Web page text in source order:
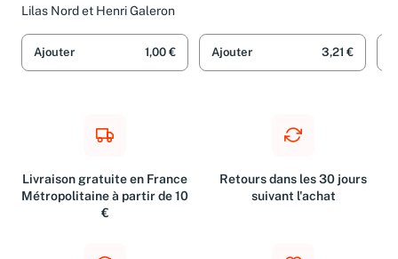
Lilas Nord et Henri Galeron
Ajouter 1,00 € Ajouter 3,21 €
Livraison gratuite en France
Métropolitaine à partir de 10
€
Retours dans les 30 jours
suivant l'achat